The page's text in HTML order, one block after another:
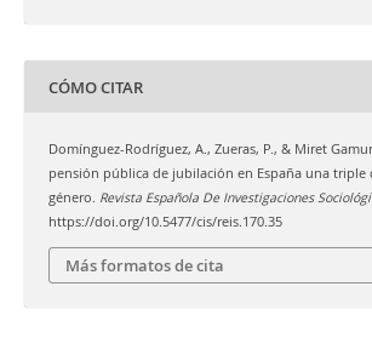
CÓMO CITAR
Domínguez-Rodríguez, A., Zueras, P., & Miret
pensión pública de jubilación en España una triple
género. Revista Española De Investigaciones
https://doi.org/10.5477/cis/reis.170.35
Más formatos de cita